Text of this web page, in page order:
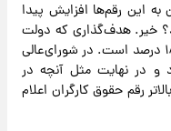
این رقم‌ها افزایش پیدا
خیر. هدف‌گذاری که دولت
کرده رقم‌های دیده شده در بودجه حدود ۱۸ درصد است. در شورای‌عالی
و در نهایت مثل آنچه در
رقم حقوق کارگران اعلام